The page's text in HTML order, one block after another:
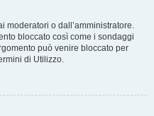
moderatori o dall’amministratore.
bloccato così come i sondaggi
può venire bloccato per
di Utilizzo.